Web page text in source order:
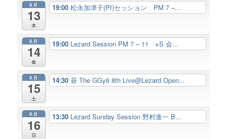
8月
13
木
19:00松永加津子(Pf)セッション PM 7 –...
8月
14
金
19:00 Lezard Session PM 7 – 11 ※S 会...
8月
15
土
14:30昼 The GGy6 8th Live@Lezard Open...
8月
16
日
13:30 Lezard Sunday Session 野村進一 B...